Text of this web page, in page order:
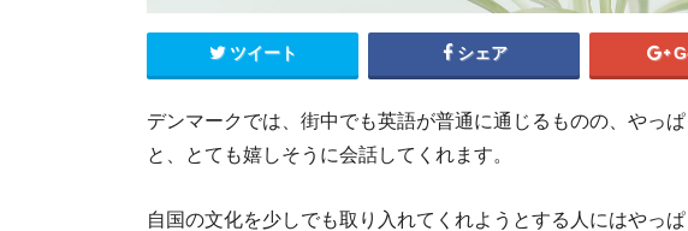
デ
世界有数のエコロジー大
ツイート シェア
デンマークでは、街中でも英語が普通に通じるものの、やっ
と、とても嬉しそうに会話してくれます。
自国の文化を少しでも取り入れてくれようとする人にはやっぱ